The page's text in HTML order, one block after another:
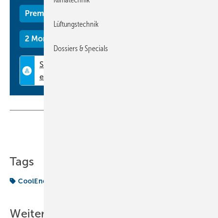
Premium Mitgliedschaft
2 Monate kostenlos testen
Tags
CoolEnergy
Weitere Inhalte
Lüftungstechnik
Dossiers & Specials